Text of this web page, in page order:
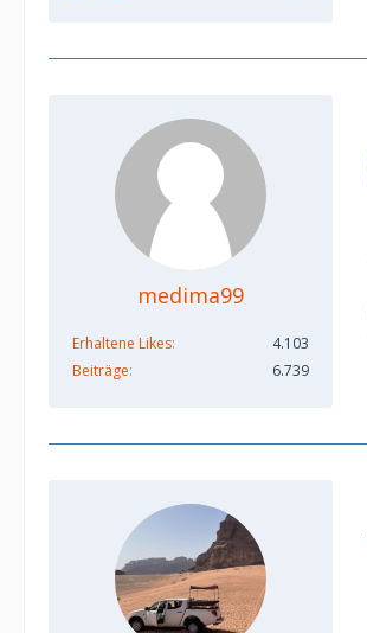
medima99
Erhaltene Likes
4.103
Beiträge
6.739